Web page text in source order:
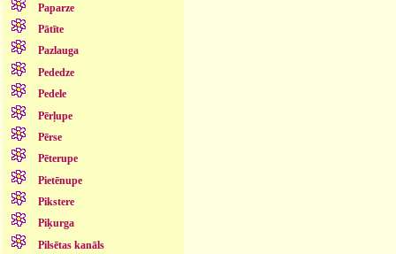
Paparze
Pātīte
Pazlauga
Pededze
Pedele
Pērļupe
Pērse
Pēterupe
Pietēnupe
Pikstere
Piķurga
Pilsētas kanāls